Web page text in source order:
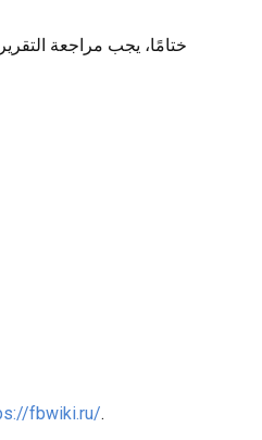
ختامًا، يجب مراجعة
fbwiki.ru/.